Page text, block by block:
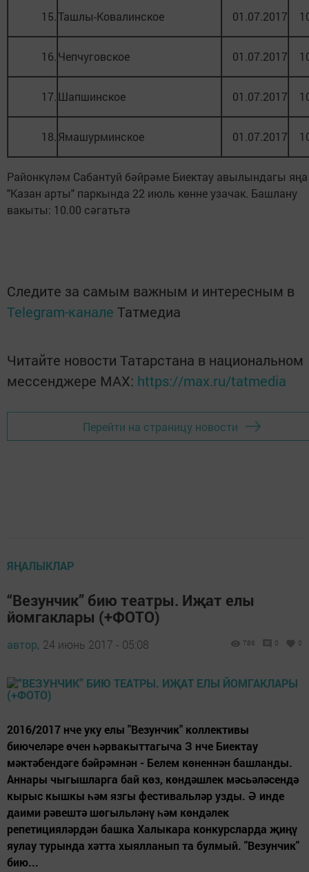
15.Ташлы-Ковалинское 01.07.2017
16.Чепчуговское 01.07.2017
17.Шапшинское 01.07.2017
18.Ямашурминское 01.07.2017
Районкүләм Сабантуй бәйрәме Биектау авылындагы яңа
"Казан арты" паркында 22 июль көнне узачак. Башлану
вакыты: 10.00 сәгатьтә
Следите за самым важным и интересным в
Telegram-канале Татмедиа
Читайте новости Татарстана в национальном
мессенджере MАХ: https://max.ru/tatmedia
Перейти на страницу новости
ЯҢАЛЫКЛАР
“Везунчик” бию театры. Иҗат елы
йомгаклары (+ФОТО)
автор, 24 июнь 2017 - 05:08 786 0 0
2016/2017 нче уку елы "Везунчик" коллективы
биючеләре өчен һәрвакыттагыча З нче Биектау
мәктәбендәге бәйрәмнән - Белем көненнән башланды.
Аннары чыгышларга бай көз, көндәшлек мәсьәләсендә
кырыс кышкы һәм язгы фестивальләр узды. Ә инде
даими рәвештә шөгыльләнү һәм көндәлек
репетицияләрдән башка Халыкара конкурсларда җиңү
яулау турында хәтта хыялланып та булмый. "Везунчик"
бию...